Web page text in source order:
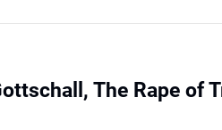
The Rape of